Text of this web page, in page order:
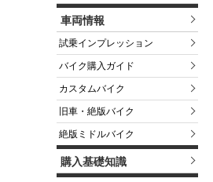
車両情報
試乗インプレッション
バイク購入ガイド
カスタムバイク
旧車・絶版バイク
絶版ミドルバイク
購入基礎知識